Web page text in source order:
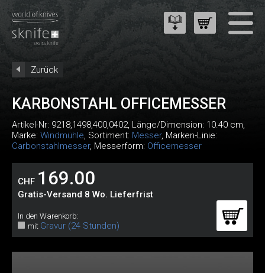
Zurück
KARBONSTAHL OFFICEMESSER
Artikel-Nr: 9218,1498,400,0402, Länge/Dimension: 10.40 cm,
Marke: Windmühle, Sortiment: Messer, Marken-Linie:
Carbonstahlmesser, Messerform: Officemesser
CHF 169.00
Gratis-Versand 8 Wo. Lieferfrist
In den Warenkorb:
mit Gravur (24 Stunden)